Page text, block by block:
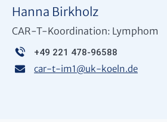
Hanna Birkholz
CAR-T-Koordination: Lymphom
+49 221 478-96588
car-t-im1@uk-koeln.de